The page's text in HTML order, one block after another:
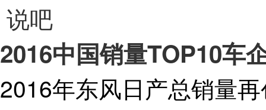
说吧
2016中国销量TOP10车
2016年东风日产总销量